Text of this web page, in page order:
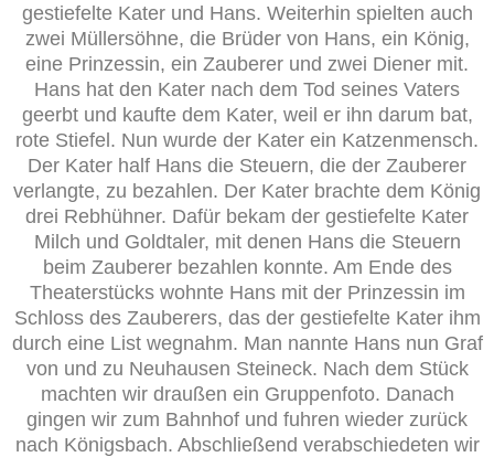
gestiefelte Kater und Hans. Weiterhin spielten auch
zwei Müllersöhne, die Brüder von Hans, ein König,
eine Prinzessin, ein Zauberer und zwei Diener mit.
Hans hat den Kater nach dem Tod seines Vaters
geerbt und kaufte dem Kater, weil er ihn darum bat,
rote Stiefel. Nun wurde der Kater ein Katzenmensch.
Der Kater half Hans die Steuern, die der Zauberer
verlangte, zu bezahlen. Der Kater brachte dem König
drei Rebhühner. Dafür bekam der gestiefelte Kater
Milch und Goldtaler, mit denen Hans die Steuern
beim Zauberer bezahlen konnte. Am Ende des
Theaterstücks wohnte Hans mit der Prinzessin im
Schloss des Zauberers, das der gestiefelte Kater ihm
durch eine List wegnahm. Man nannte Hans nun Graf
von und zu Neuhausen Steineck. Nach dem Stück
machten wir draußen ein Gruppenfoto. Danach
gingen wir zum Bahnhof und fuhren wieder zurück
nach Königsbach. Abschließend verabschiedeten wir